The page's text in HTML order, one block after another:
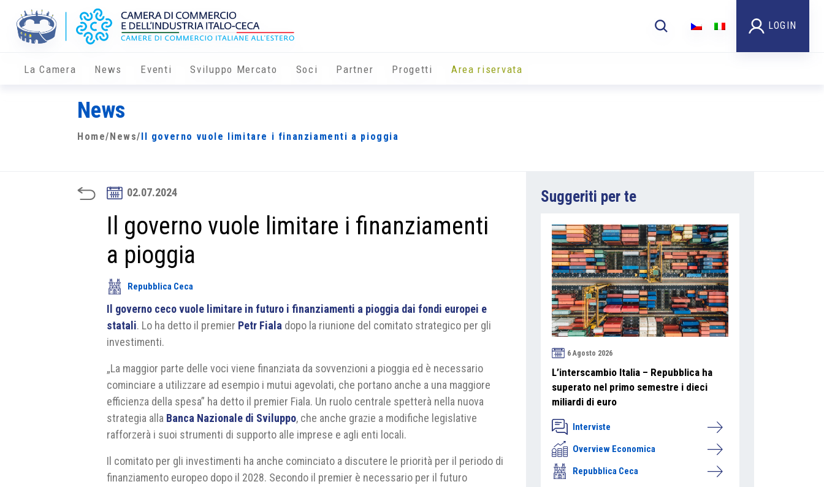
LOGIN
La Camera News Eventi Sviluppo Mercato Soci Partner Progetti Area riservata
News
Home/ News/ Il governo vuole limitare i finanziamenti a pioggia
02.07.2024
Il governo vuole limitare i finanziamenti
a pioggia
Repubblica Ceca
Il governo ceco vuole limitare in futuro i finanziamenti a pioggia dai fondi europei e
statali. Lo ha detto il premier Petr Fiala dopo la riunione del comitato strategico per gli
investimenti.
„La maggior parte delle voci viene finanziata da sovvenzioni a pioggia ed è necessario
cominciare a utilizzare ad esempio i mutui agevolati, che portano anche a una maggiore
efficienza della spesa” ha detto il premier Fiala. Un ruolo centrale spetterà nella nuova
strategia alla Banca Nazionale di Sviluppo, che anche grazie a modifiche legislative
rafforzerà i suoi strumenti di supporto alle imprese e agli enti locali.
Il comitato per gli investimenti ha anche cominciato a discutere le priorità per il periodo di
finanziamento europeo dopo il 2028. Secondo il premier è necessario per il futuro
Suggeriti per te
6 Agosto 2026
L’interscambio Italia – Repubblica ha
superato nel primo semestre i dieci
miliardi di euro
Interviste
Overview Economica
Repubblica Ceca